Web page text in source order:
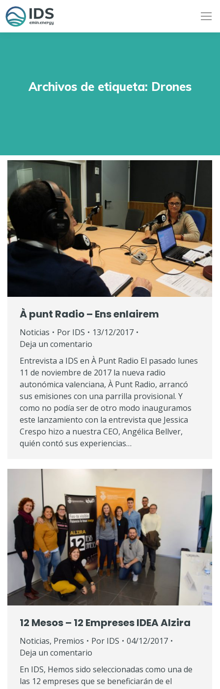
Archivos de etiqueta: Drones
À punt Radio – Ens enlairem
Noticias Por IDS
13/12/2017
Deja un comentario
Entrevista a IDS en À Punt Radio El pasado lunes
11 de noviembre de 2017 la nueva radio
autonómica valenciana, À Punt Radio, arrancó
sus emisiones con una parrilla provisional. Y
como no podía ser de otro modo inauguramos
este lanzamiento con la entrevista que Jessica
Crespo hizo a nuestra CEO, Angélica Bellver,
quién contó sus experiencias…
12 Mesos – 12 Empreses IDEA Alzira
Noticias, Premios Por IDS
04/12/2017
Deja un comentario
En IDS, Hemos sido seleccionadas como una de
las 12 empreses que se beneficiarán de el